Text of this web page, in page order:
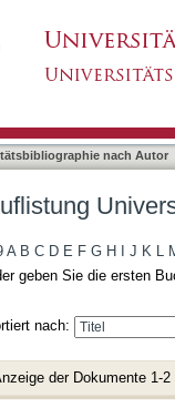
nach Autor
A B C D E F G H J K L
geben Sie die ersten
nach:
der Dokumente 1-2